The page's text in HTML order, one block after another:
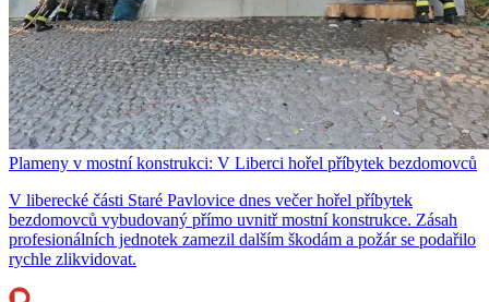
Plameny v mostní konstrukci: V Liberci hořel příbytek bezdomovců
V liberecké části Staré Pavlovice dnes večer hořel příbytek
bezdomovců vybudovaný přímo uvnitř mostní konstrukce. Zásah
profesionálních jednotek zamezil dalším škodám a požár se podařilo
rychle zlikvidovat.